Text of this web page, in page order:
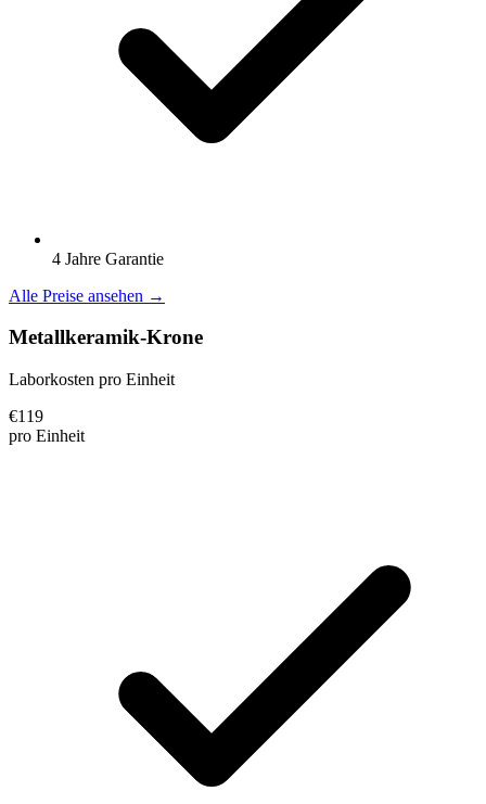
4 Jahre Garantie
Alle Preise ansehen →
Metallkeramik-Krone
Laborkosten pro Einheit
€119
pro Einheit